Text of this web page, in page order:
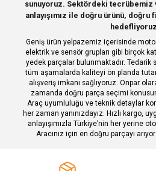
Ürün bilgilerinde hatalar bulunuyor.
Ürün fiyatı diğer sitelerden daha pahalı.
Bu ürüne benzer farklı alternatifler
Gönder
sunuyoruz. Sektördeki tecrübemiz
anlayışımız ile doğru ürünü, doğru
Geniş ürün yelpazemiz içerisinde
elektrik ve sensör grupları gibi birçok
yedek parçalar bulunmaktadır.
tüm aşamalarda kaliteyi ön planda
alışveriş imkanı sağlıyoruz. Onpar
zamanda doğru parça seçimi
Araç uyumluluğu ve teknik detaylar
her zaman yanınızdayız. Hızlı kargo,
anlayışımızla Türkiye’nin her yerine
Aracınız için en doğru parçayı